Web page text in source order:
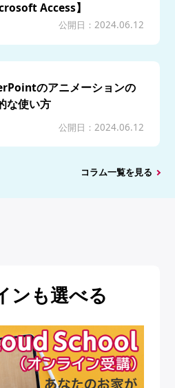
Access】
公開日：2024.06.12
のアニメーションの
な使い方
公開日：2024.06.12
コラム一覧を見る
ンも選べる